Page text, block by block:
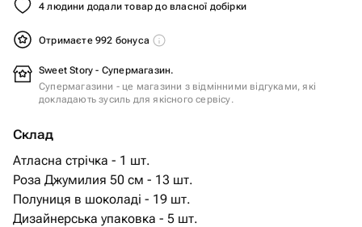
4 людини додали товар до власної добірки
Отримаєте 992 бонуса
Sweet Story - Супермагазин.
Супермагазини - це магазини з відмінними відгуками, які
докладають зусиль для якісного сервісу.
Склад
Атласна стрічка - 1 шт.
Роза Джумилия 50 см - 13 шт.
Полуниця в шоколаді - 19 шт.
Дизайнерська упаковка - 5 шт.